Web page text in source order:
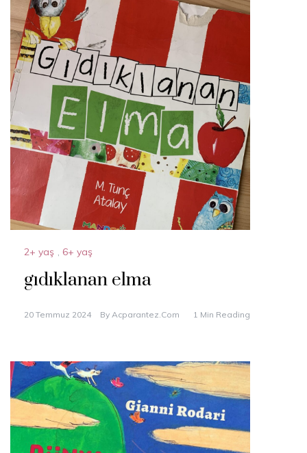
2+ yaş , 6+ yaş
gıdıklanan elma
20 Temmuz 2024 By Acparantez.com 1 Min Reading